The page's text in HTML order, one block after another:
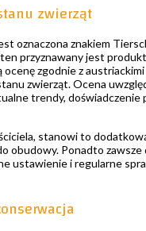
zwierząt
oznaczona znakiem
przyznawany jest
ocenę zgodnie z
zwierząt. Ocena
trendy, doświadczenie
stanowi to
obudowy. Ponadto zawsze
ustawienie i regularne